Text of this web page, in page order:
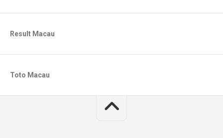
Result Macau
Toto Macau